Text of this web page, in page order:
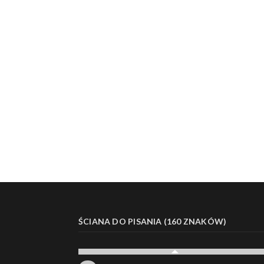
ŚCIANA DO PISANIA (160 ZNAKÓW)